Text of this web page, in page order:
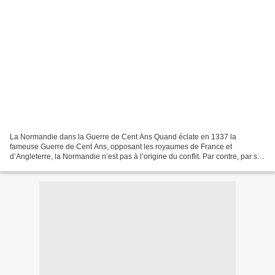
La Normandie dans la Guerre de Cent Ans Quand éclate en 1337 la
fameuse Guerre de Cent Ans, opposant les royaumes de France et
d’Angleterre, la Normandie n’est pas à l’origine du conflit. Par contre, par sa